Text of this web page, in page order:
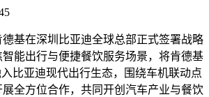
基在深圳比亚迪全球总部正式签署战略
能出行与便捷餐饮服务场景，将肯德基
比亚迪现代出行生态，围绕车机联动点
全方位合作，共同开创汽车产业与餐饮